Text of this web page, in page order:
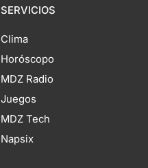
SERVICIOS
Clima
Horóscopo
MDZ Radio
Juegos
MDZ Tech
Napsix